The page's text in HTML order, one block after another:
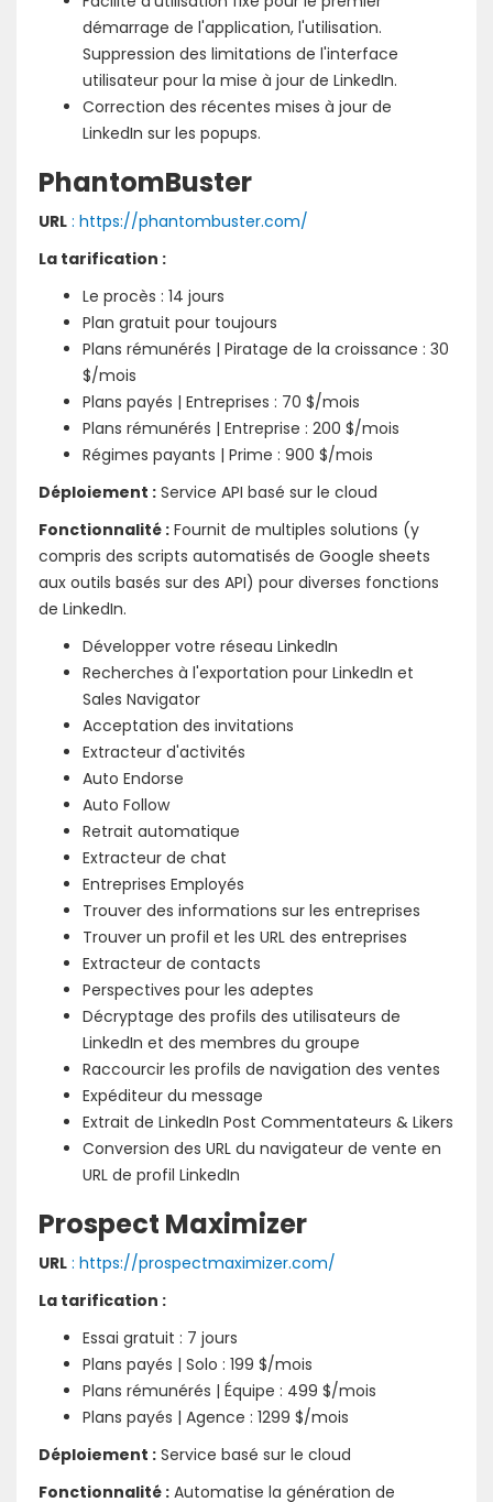
démarrage de l'application, l'utilisation.
Suppression des limitations de l'interface
utilisateur pour la mise à jour de LinkedIn.
Correction des récentes mises à jour de
LinkedIn sur les popups.
PhantomBuster
URL : https://phantombuster.com/
La tarification :
Le procès : 14 jours
Plan gratuit pour toujours
Plans rémunérés | Piratage de la croissance : 30
$/mois
Plans payés | Entreprises : 70 $/mois
Plans rémunérés | Entreprise : 200 $/mois
Régimes payants | Prime : 900 $/mois
Déploiement : Service API basé sur le cloud
Fonctionnalité : Fournit de multiples solutions (y
compris des scripts automatisés de Google sheets
aux outils basés sur des API) pour diverses fonctions
de LinkedIn.
Développer votre réseau LinkedIn
Recherches à l'exportation pour LinkedIn et
Sales Navigator
Acceptation des invitations
Extracteur d'activités
Auto Endorse
Auto Follow
Retrait automatique
Extracteur de chat
Entreprises Employés
Trouver des informations sur les entreprises
Trouver un profil et les URL des entreprises
Extracteur de contacts
Perspectives pour les adeptes
Décryptage des profils des utilisateurs de
LinkedIn et des membres du groupe
Raccourcir les profils de navigation des ventes
Expéditeur du message
Extrait de LinkedIn Post Commentateurs & Likers
Conversion des URL du navigateur de vente en
URL de profil LinkedIn
Prospect Maximizer
URL : https://prospectmaximizer.com/
La tarification :
Essai gratuit : 7 jours
Plans payés | Solo : 199 $/mois
Plans rémunérés | Équipe : 499 $/mois
Plans payés | Agence : 1299 $/mois
Déploiement : Service basé sur le cloud
Fonctionnalité : Automatise la génération de